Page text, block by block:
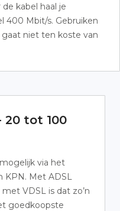
kabel haal je
400 Mbit/s. Gebruiken
gaat niet ten koste van
20 tot 100
via het
KPN. Met ADSL
VDSL is dat zo’n
goedkoopste